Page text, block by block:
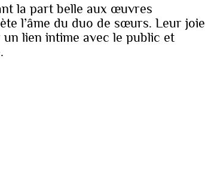
la part belle aux œuvres
l’âme du duo de sœurs. Leur joie
lien intime avec le public et